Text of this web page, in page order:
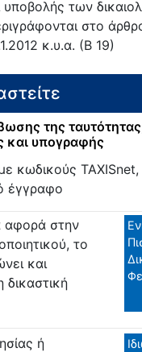
των
στο
κ.υ.α. (Β 19)
της
και υπογραφής
κωδικούς TAXISnet,
έγγραφο
αφορά στην
το
και
δικαστική
ή